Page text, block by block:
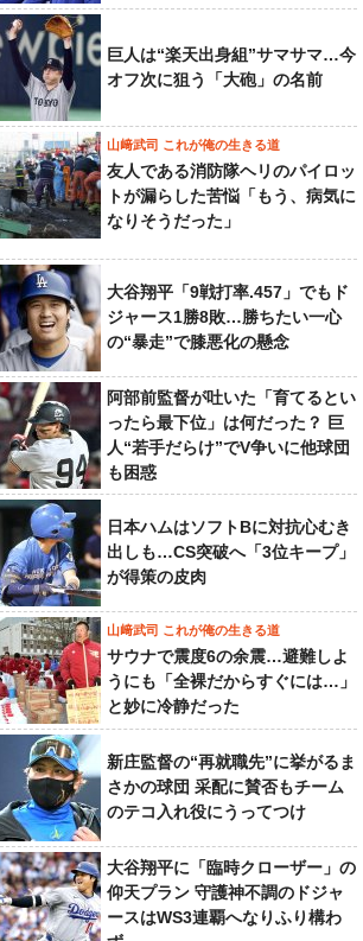
巨人は“楽天出身組”サマサマ…今
オフ次に狙う「大砲」の名前
山﨑武司 これが俺の生きる道
友人である消防隊ヘリのパイロッ
トが漏らした苦悩「もう、病気に
なりそうだった」
大谷翔平「9戦打率.457」でもド
ジャース1勝8敗…勝ちたい一心
の“暴走”で膝悪化の懸念
阿部前監督が吐いた「育てるとい
ったら最下位」は何だった？ 巨
人“若手だらけ”でV争いに他球団
も困惑
日本ハムはソフトBに対抗心むき
出しも…CS突破へ「3位キープ」
が得策の皮肉
山﨑武司 これが俺の生きる道
サウナで震度6の余震…避難しよ
うにも「全裸だからすぐには…」
と妙に冷静だった
新庄監督の“再就職先”に挙がるま
さかの球団 采配に賛否もチーム
のテコ入れ役にうってつけ
大谷翔平に「臨時クローザー」の
仰天プラン 守護神不調のドジャ
ースはWS3連覇へなりふり構わ